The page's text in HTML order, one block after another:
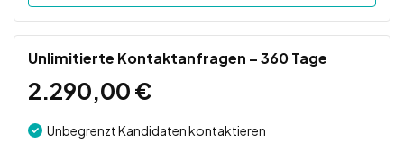
Unlimitierte Kontaktanfragen – 360 Tage
2.290,00€
Unbegrenzt Kandidaten kontaktieren